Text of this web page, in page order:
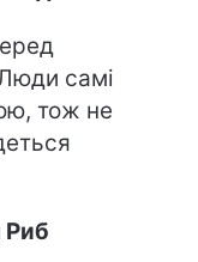
самі
тож не
Риб